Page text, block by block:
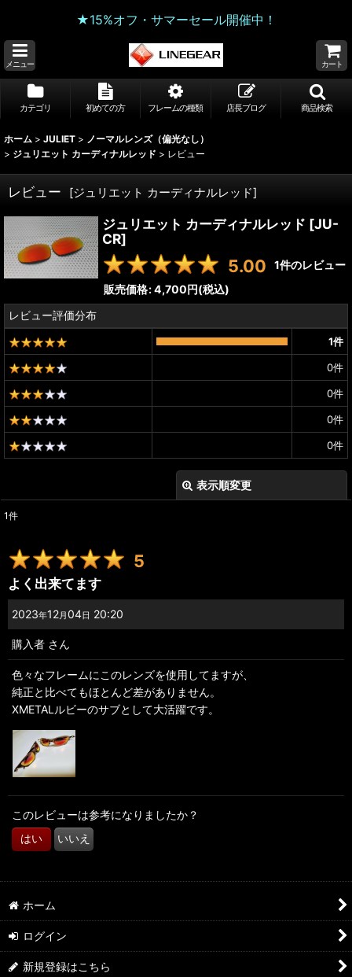
★15%オフ・サマーセール開催中！
メニュー カート
カテゴリ 初めての方 フレームの種類 店長ブログ 商品検索
ホーム > JULIET > ノーマルレンズ（偏光なし）
> ジュリエット カーディナルレッド > レビュー
レビュー [ジュリエット カーディナルレッド]
ジュリエット カーディナルレッド [JU-
CR]
5.00 1件のレビュー
販売価格:4,700円(税込)
レビュー評価分布
1件
0件
0件
0件
0件
表示順変更
期間:
画像:
星の数 :
並び順:
1件
5
よく出来てます
2023年12月04日 20:20
購入者 さん
色々なフレームにこのレンズを使用してますが、
純正と比べてもほとんど差がありません。
XMETALルビーのサブとして大活躍です。
このレビューは参考になりましたか？
はい いいえ
ホーム
ログイン
新規登録はこちら